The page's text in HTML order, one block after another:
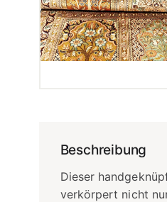
Beschreibung
Dieser
verkörpert nicht